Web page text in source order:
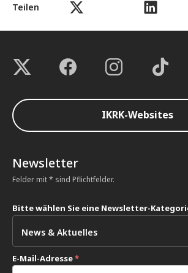
Teilen
IKRK-Websites
Newsletter
Felder mit * sind Pflichtfelder.
Bitte wählen Sie eine Newsletter-
E-Mail-Adresse*